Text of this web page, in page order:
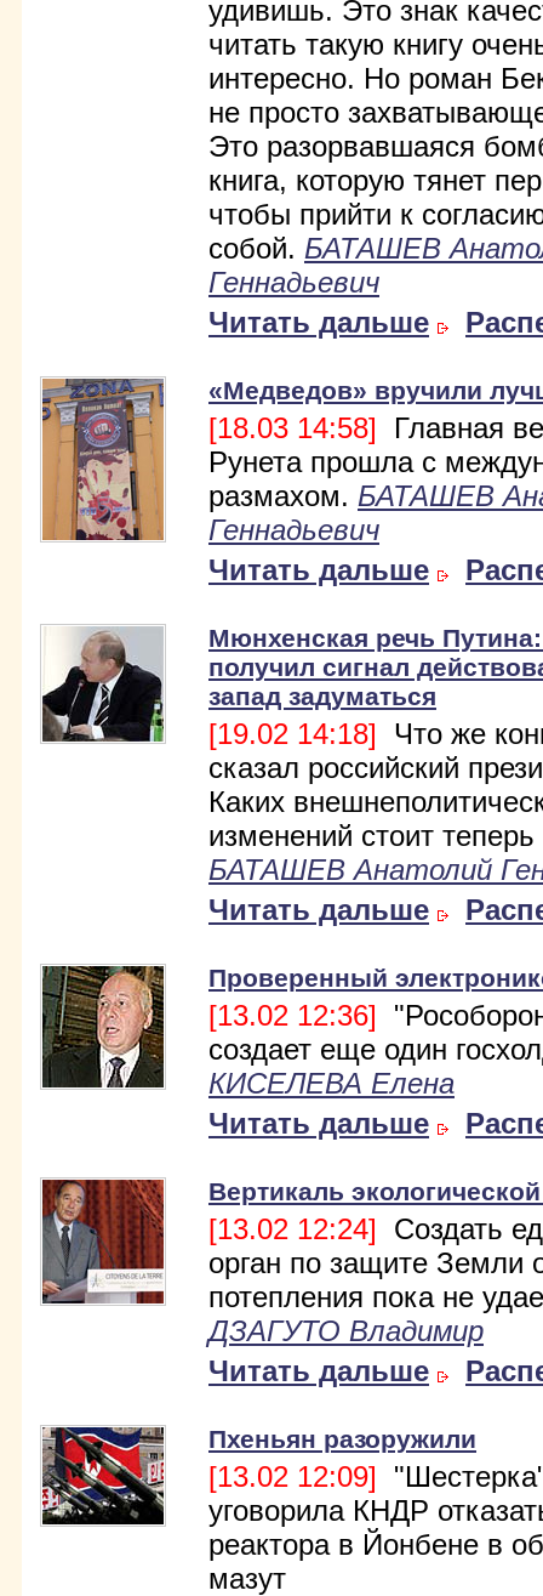
удивишь. Это знак
читать такую книгу
интересно. Но роман
не просто
Это разорвавшаяся
книга, которую тянет
чтобы прийти к
собой. БАТАШЕВ
Геннадьевич
Читать дальше
«Медведов» вручили
[18.03 14:58] Главная
Рунета прошла с
размахом. БАТАШЕВ
Геннадьевич
Читать дальше
Мюнхенская речь
получил сигнал
запад задуматься
[19.02 14:18] Что же
сказал российский
Каких
изменений стоит
БАТАШЕВ Анатолий
Читать дальше
Проверенный
[13.02 12:36]
создает еще один
КИСЕЛЕВА Елена
Читать дальше
Вертикаль
[13.02 12:24] Создать
орган по защите Земли
потепления пока не
ДЗАГУТО Владимир
Читать дальше
Пхеньян разоружили
[13.02 12:09]
уговорила КНДР
реактора в Йонбене в
мазут